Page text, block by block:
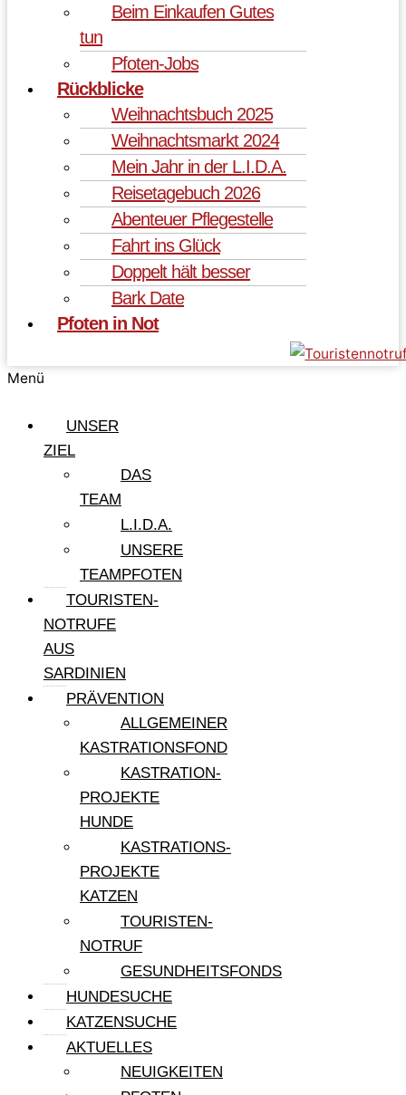
Beim Einkaufen Gutes
tun
Pfoten-Jobs
Rückblicke
Weihnachtsbuch 2025
Weihnachtsmarkt 2024
Mein Jahr in der L.I.D.A.
Reisetagebuch 2026
Abenteuer Pflegestelle
Fahrt ins Glück
Doppelt hält besser
Bark Date
Pfoten in Not
Menü
UNSER
ZIEL
DAS
TEAM
L.I.D.A.
UNSERE
TEAMPFOTEN
TOURISTEN-
NOTRUFE
AUS
SARDINIEN
PRÄVENTION
ALLGEMEINER
KASTRATIONSFOND
KASTRATION-
PROJEKTE
HUNDE
KASTRATIONS-
PROJEKTE
KATZEN
TOURISTEN-
NOTRUF
GESUNDHEITSFONDS
HUNDESUCHE
KATZENSUCHE
AKTUELLES
NEUIGKEITEN